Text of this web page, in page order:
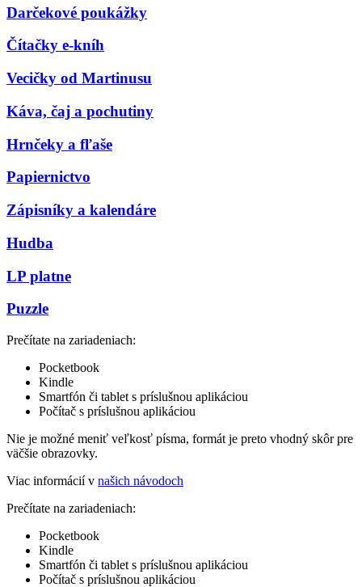
Darčekové poukážky
Čítačky e-kníh
Vecičky od Martinusu
Káva, čaj a pochutiny
Hrnčeky a fľaše
Papiernictvo
Zápisníky a kalendáre
Hudba
LP platne
Puzzle
Prečítate na zariadeniach:
Pocketbook
Kindle
Smartfón či tablet s príslušnou aplikáciou
Počítač s príslušnou aplikáciou
Nie je možné meniť veľkosť písma, formát je preto vhodný skôr pre
väčšie obrazovky.
Viac informácií v našich návodoch
Prečítate na zariadeniach:
Pocketbook
Kindle
Smartfón či tablet s príslušnou aplikáciou
Počítač s príslušnou aplikáciou